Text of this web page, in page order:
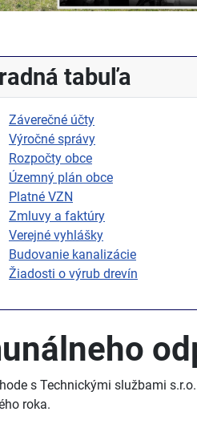
tabuľa
Záverečné účty
Výročné správy
Rozpočty obce
Územný plán obce
Platné VZN
Zmluvy a faktúry
Verejné vyhlášky
Budovanie kanalizácie
Žiadosti o výrub drevín
s Technickými službami
roka.